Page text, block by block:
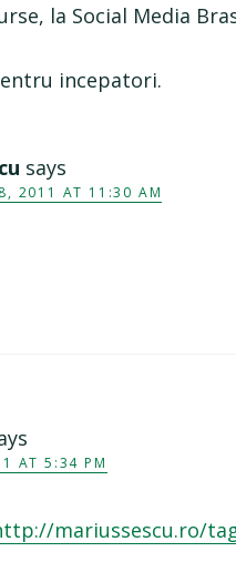
la Social Media
incepatori.
says
2011 AT 11:30 AM
AT 5:34 PM
mariussescu.ro/